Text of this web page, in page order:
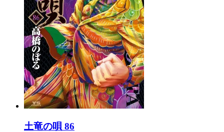
土竜の唄 86